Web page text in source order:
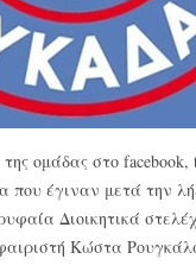
ομάδας στο
που έγιναν μετά την
Διοικητικά
Κώστα